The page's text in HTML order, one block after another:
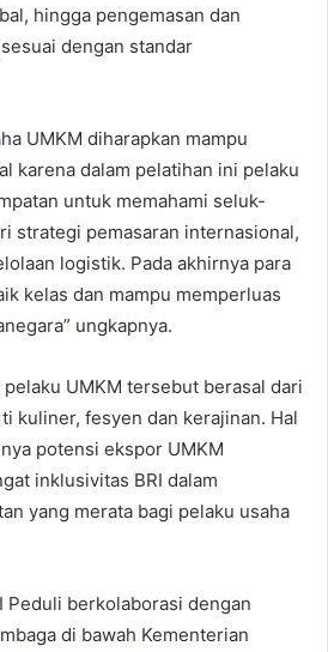
hingga pengemasan dan
dengan standar
UMKM diharapkan mampu
karena dalam pelatihan ini pelaku
untuk memahami seluk-
strategi pemasaran internasional,
logistik. Pada akhirnya para
kelas dan mampu memperluas
ungkapnya.
pelaku UMKM tersebut berasal dari
kuliner, fesyen dan kerajinan. Hal
potensi ekspor UMKM
inklusivitas BRI dalam
yang merata bagi pelaku usaha
Peduli berkolaborasi dengan
di bawah Kementerian